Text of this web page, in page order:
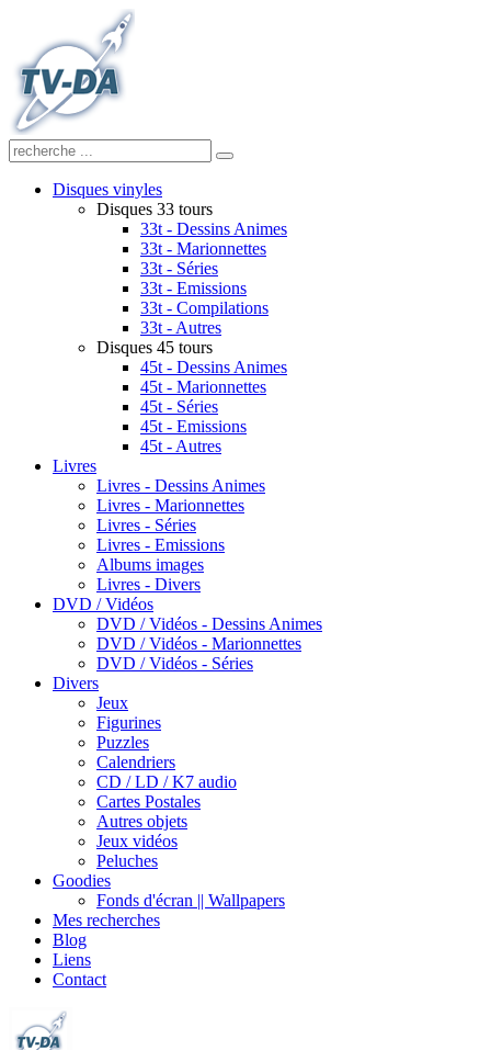
Disques vinyles
Disques 33 tours
33t - Dessins Animes
33t - Marionnettes
33t - Séries
33t - Emissions
33t - Compilations
33t - Autres
Disques 45 tours
45t - Dessins Animes
45t - Marionnettes
45t - Séries
45t - Emissions
45t - Autres
Livres
Livres - Dessins Animes
Livres - Marionnettes
Livres - Séries
Livres - Emissions
Albums images
Livres - Divers
DVD / Vidéos
DVD / Vidéos - Dessins Animes
DVD / Vidéos - Marionnettes
DVD / Vidéos - Séries
Divers
Jeux
Figurines
Puzzles
Calendriers
CD / LD / K7 audio
Cartes Postales
Autres objets
Jeux vidéos
Peluches
Goodies
Fonds d'écran || Wallpapers
Mes recherches
Blog
Liens
Contact